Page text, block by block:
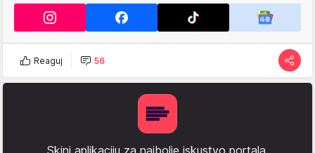
Reaguj 56
Skini aplikaciju za najbolje iskustvo portala.